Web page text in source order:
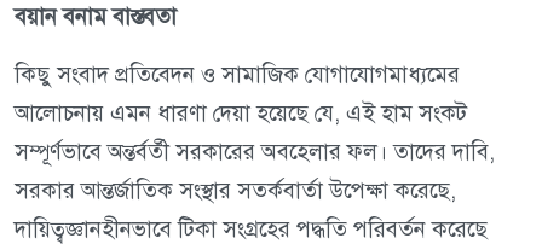
বয়ান বনাম বাস্তবতা
কিছু সংবাদ প্রতিবেদন ও সামাজিক যোগাযোগমাধ্যমের
আলোচনায় এমন ধারণা দেয়া হয়েছে যে, এই হাম সংকট
সম্পূর্ণভাবে অন্তর্বর্তী সরকারের অবহেলার ফল। তাদের দাবি,
সরকার আন্তর্জাতিক সংস্থার সতর্কবার্তা উপেক্ষা করেছে,
দায়িত্বজ্ঞানহীনভাবে টিকা সংগ্রহের পদ্ধতি পরিবর্তন করেছে